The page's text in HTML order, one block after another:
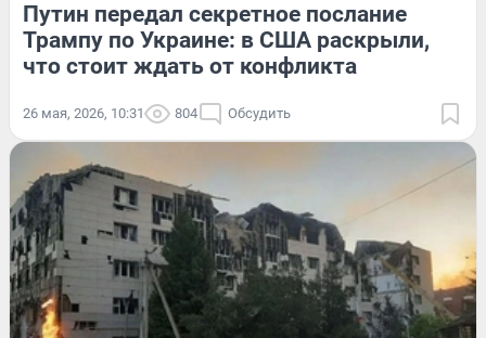
Путин передал секретное послание
Трампу по Украине: в США раскрыли,
что стоит ждать от конфликта
26 мая, 2026, 10:31 804 Обсудить